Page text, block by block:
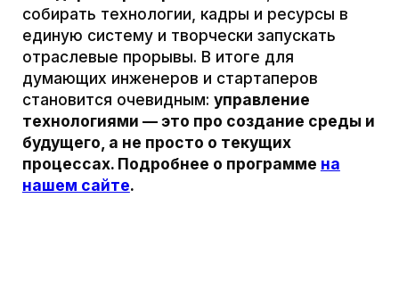
Контакты
Медиа